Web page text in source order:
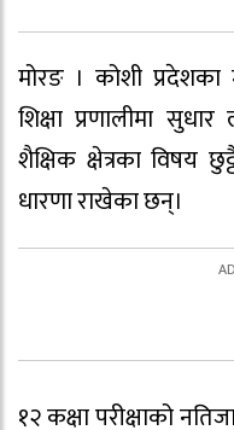
मोरङ । कोशी प्रदेशका
शिक्षा प्रणालीमा
शैक्षिक क्षेत्रका विषय
धारणा राखेका छन्।
१२ कक्षा परीक्षाको